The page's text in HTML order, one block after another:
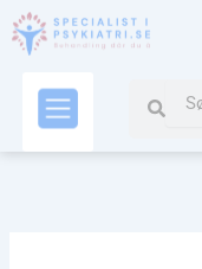
Skip
to